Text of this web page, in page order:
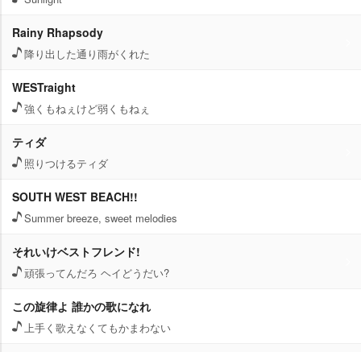
Rainy Rhapsody
降り出した通り雨がくれた
WESTraight
強くもねぇけど弱くもねぇ
ティダ
照りつけるティダ
SOUTH WEST BEACH!!
Summer breeze, sweet melodies
それいけベストフレンド!
頑張ってんだろ ヘイどうだい?
この旋律よ 誰かの歌になれ
上手く歌えなくてもかまわない